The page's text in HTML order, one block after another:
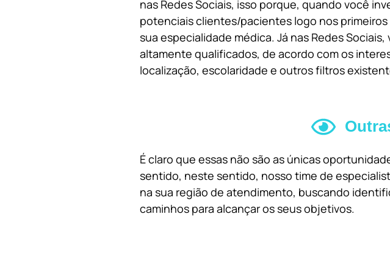
nas Redes Sociais, isso porque, quando você
potenciais clientes/pacientes logo nos
sua especialidade médica. Já nas Redes
altamente qualificados, de acordo com os
localização, escolaridade e outros filtros
É claro que essas não são as únicas
sentido, neste sentido, nosso time de
na sua região de atendimento, buscando
caminhos para alcançar os seus objetivos.